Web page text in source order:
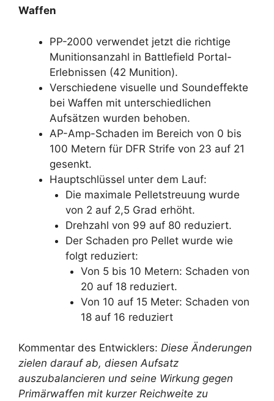
Waffen
PP-2000 verwendet jetzt die richtige
Munitionsanzahl in Battlefield Portal-
Erlebnissen (42 Munition).
Verschiedene visuelle und Soundeffekte
bei Waffen mit unterschiedlichen
Aufsätzen wurden behoben.
AP-Amp-Schaden im Bereich von 0 bis
100 Metern für DFR Strife von 23 auf 21
gesenkt.
Hauptschlüssel unter dem Lauf:
Die maximale Pelletstreuung wurde
von 2 auf 2,5 Grad erhöht.
Drehzahl von 99 auf 80 reduziert.
Der Schaden pro Pellet wurde wie
folgt reduziert:
Von 5 bis 10 Metern: Schaden von
20 auf 18 reduziert.
Von 10 auf 15 Meter: Schaden von
18 auf 16 reduziert
Kommentar des Entwicklers: Diese Änderungen
zielen darauf ab, diesen Aufsatz
auszubalancieren und seine Wirkung gegen
Primärwaffen mit kurzer Reichweite zu